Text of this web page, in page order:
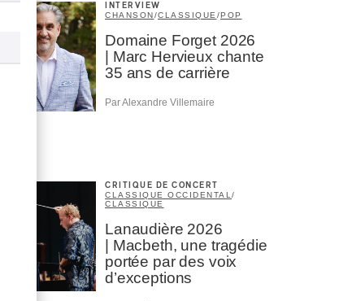
INTERVIEW
CHANSON/CLASSIQUE /POP
Domaine Forget 2026
| Marc Hervieux chante
35 ans de carrière
Par Alexandre Villemaire
CRITIQUE DE CONCERT
CLASSIQUE OCCIDENTAL /
CLASSIQUE
Lanaudière 2026
| Macbeth, une tragédie
portée par des voix
d’exceptions